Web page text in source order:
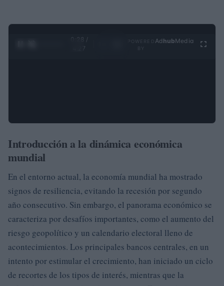
0:29 /
4:27
Ad hubMedia
Introducción a la dinámica económica
mundial
En el entorno actual, la economía mundial ha mostrado
signos de resiliencia, evitando la recesión por segundo
año consecutivo. Sin embargo, el panorama económico se
caracteriza por desafíos importantes, como el aumento del
riesgo geopolítico y un calendario electoral lleno de
acontecimientos. Los principales bancos centrales, en un
intento por estimular el crecimiento, han iniciado un ciclo
de recortes de los tipos de interés, mientras que la